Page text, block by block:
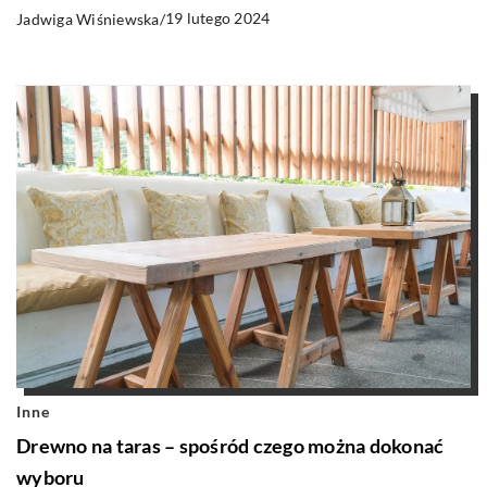
Jadwiga Wiśniewska/19 lutego 2024
Inne
Drewno na taras – spośród czego można dokonać
wyboru